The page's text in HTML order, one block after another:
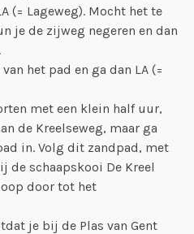
(= Lageweg). Mocht het te
je de zijweg negeren en dan
het pad en ga dan LA (=
met een klein half uur,
de Kreelseweg, maar ga
in. Volg dit zandpad, met
de schaapskooi De Kreel
door tot het
je bij de Plas van Gent